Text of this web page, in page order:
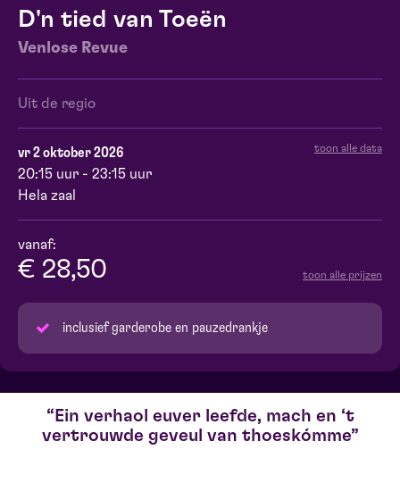
D'n tied van Toeën
Venlose Revue
Uit de regio
vr 2 oktober 2026 toon alle data
20:15 uur - 23:15 uur
Hela zaal
vanaf:
€ 28,50 toon alle prijzen
inclusief garderobe en pauzedrankje
Ein verhaol euver leefde, mach en ‘t
vertrouwde geveul van thoeskómme